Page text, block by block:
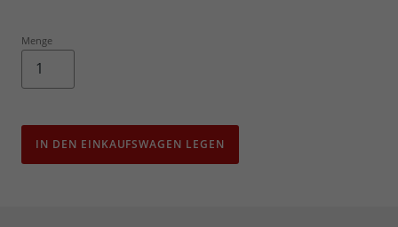
Menge
IN DEN EINKAUFSWAGEN LEGEN